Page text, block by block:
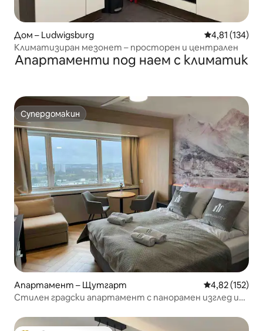
Дом – Ludwigsburg Средна
4,81 (134)
Климатизиран мезонет – просторен и централен
Апартаменти под наем с климатик
Супердомакин
Супердомакин
Апартамент – Щутгарт Средна
4,82 (152)
Стилен градски апартамент с панорамен изглед и